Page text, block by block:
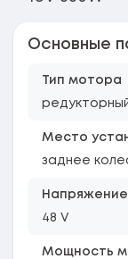
Основные
Тип мотора
редукторный
Место
заднее
Напряжение
48 V
Мощность